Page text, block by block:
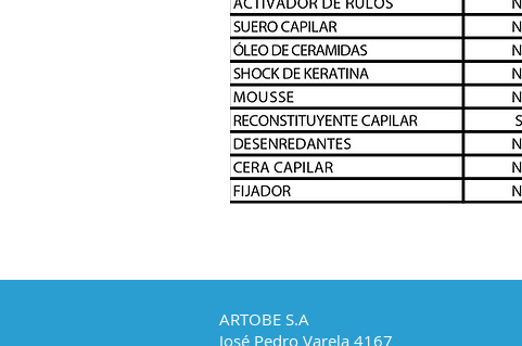
ARTOBE S.A
José Pedro Varela 4167